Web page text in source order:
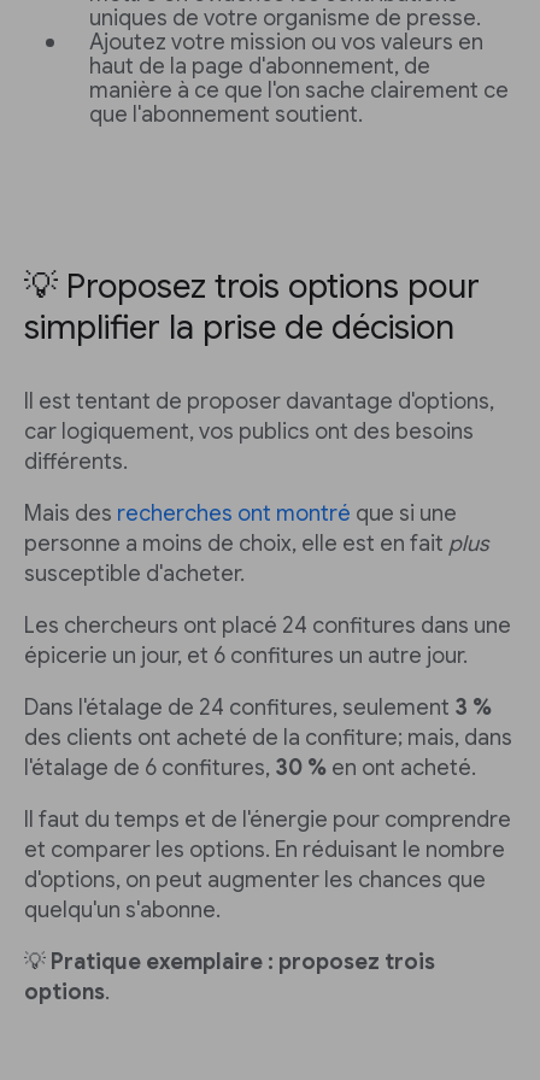
uniques de votre organisme de presse.
Ajoutez votre mission ou vos valeurs en
haut de la page d'abonnement, de
manière à ce que l'on sache clairement ce
que l'abonnement soutient.
💡 Proposez trois options pour
simplifier la prise de décision
Il est tentant de proposer davantage d'options,
car logiquement, vos publics ont des besoins
différents.
Mais des recherches ont montré que si une
personne a moins de choix, elle est en fait plus
susceptible d'acheter.
Les chercheurs ont placé 24 confitures dans une
épicerie un jour, et 6 confitures un autre jour.
Dans l'étalage de 24 confitures, seulement 3 %
des clients ont acheté de la confiture; mais, dans
l'étalage de 6 confitures, 30 % en ont acheté.
Il faut du temps et de l'énergie pour comprendre
et comparer les options. En réduisant le nombre
d'options, on peut augmenter les chances que
quelqu'un s'abonne.
💡 Pratique exemplaire : proposez trois
options.